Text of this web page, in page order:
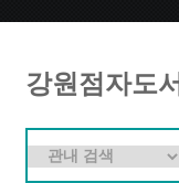
강원점자도